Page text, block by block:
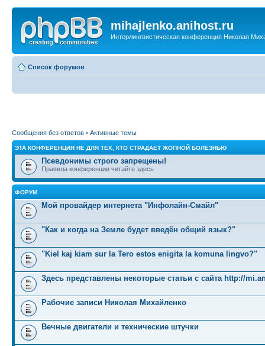
mihajlenko.anihost.ru
Интерлингвистическая конференция Николая
Список форумов
Сообщения без ответов • Активные темы
ЭТА КОНФЕРЕНЦИЯ НЕ ДЛЯ ТЕХ, КТО СТРАДАЕТ ЖОПНОЙ БОЛЕЗНЬЮ
Псевдонимы строго запрещены!
Правила конференции читайте здесь
ФОРУМ
Мой провайдер интернета "Инфолайн-Смайл"
"Как и когда на Земле будет введён общий язык?"
"Kiel kaj kiam sur la Tero estos enigita la komuna lingvo?"
Здесь представлены некоторые статьи с сайта http://
Рабочие записи Николая Михайленко
Вечные двигатели и технические штучки